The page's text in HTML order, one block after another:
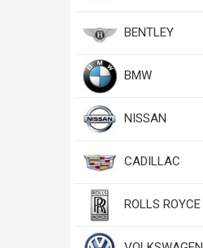
BENTLEY
BMW
NISSAN
CADILLAC
ROLLS ROYCE